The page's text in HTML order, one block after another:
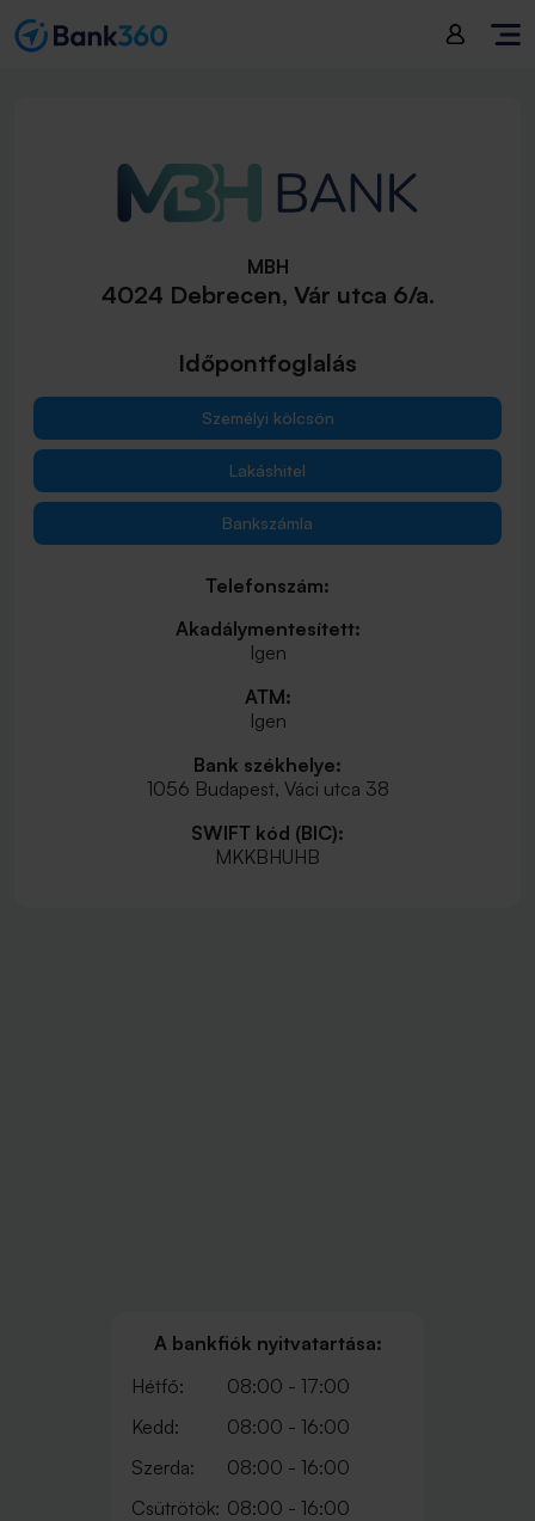
MBH
4024 Debrecen, Vár utca 6/a.
Időpontfoglalás
Személyi kölcsön
Lakáshitel
Bankszámla
Telefonszám:
Akadálymentesített:
Igen
ATM:
Igen
Bank székhelye:
1056 Budapest, Váci utca 38
SWIFT kód (BIC):
MKKBHUHB
A bankfiók nyitvatartása:
Hétfő:
08:00 - 17:00
Kedd:
08:00 - 16:00
Szerda:
08:00 - 16:00
Csütrötök: 08:00 - 16:00